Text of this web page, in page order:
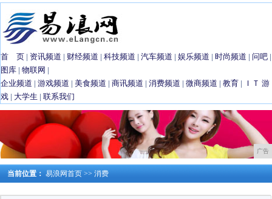
首 页 | 资讯频道 | 财经频道 | 科技频道 | 汽车频道 | 娱乐频道 | 时尚频道 | 问吧 |
图库 | 物联网 |
企业频道 | 游戏频道 | 美食频道 | 商讯频道 | 消费频道 | 微商频道 | 教育 | ＩＴ 游
戏 | 大学生 | 联系我们
广告
当前位置： 易浪网首页 >> 消费